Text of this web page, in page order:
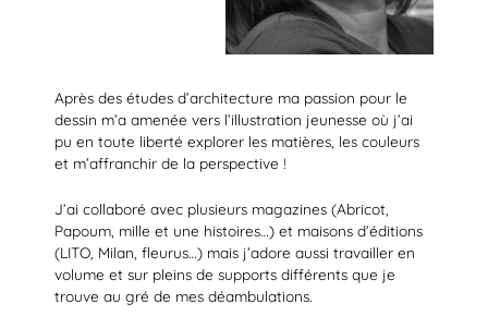
Après des études d’architecture ma passion pour le
dessin m’a amenée vers l’illustration jeunesse où j’ai
pu en toute liberté explorer les matières, les couleurs
et m’affranchir de la perspective !
J’ai collaboré avec plusieurs magazines (Abricot,
Papoum, mille et une histoires…) et maisons d’éditions
(LITO, Milan, fleurus…) mais j’adore aussi travailler en
volume et sur pleins de supports différents que je
trouve au gré de mes déambulations.